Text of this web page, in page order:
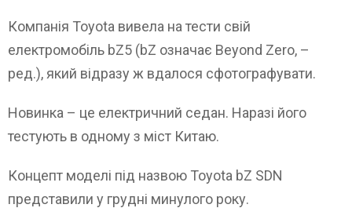
Компанія Toyota вивела на тести свій
електромобіль bZ5 (bZ означає Beyond Zero, –
ред.), який відразу ж вдалося сфотографувати.
Новинка – це електричний седан. Наразі його
тестують в одному з міст Китаю.
Концепт моделі під назвою Toyota bZ SDN
представили у грудні минулого року.